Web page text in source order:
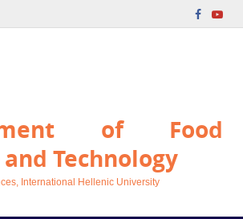
of Food
and Technology
International Hellenic University